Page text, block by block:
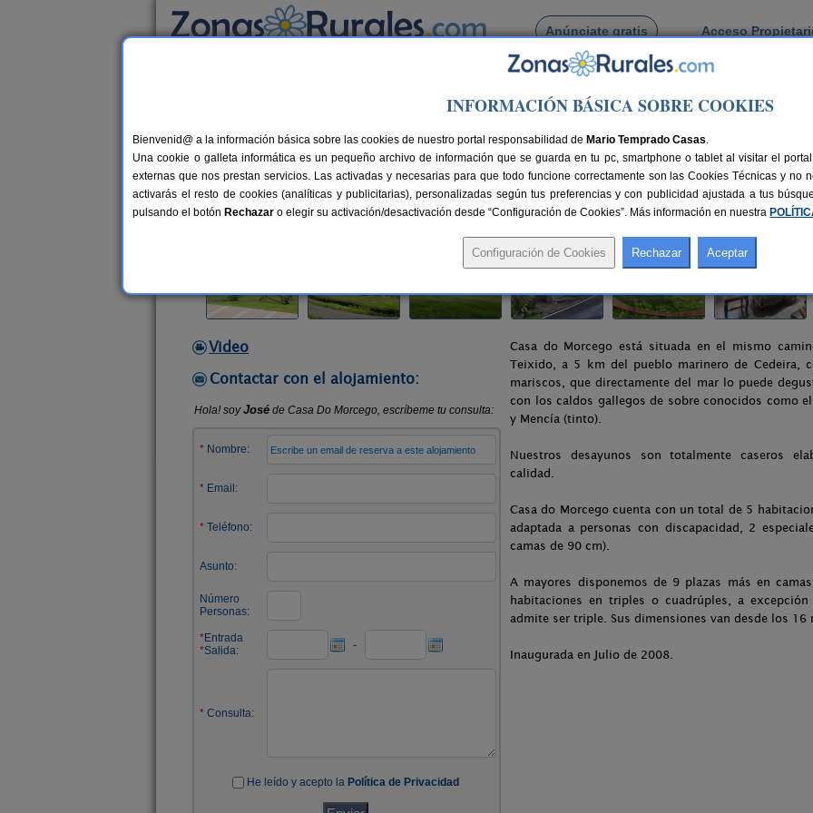
Anúnciate gratis Acceso
Busca por pueblo
> Casa Do Morcego
Casa Do Morcego
Casa Rural en Valdoviño (A Coruña)
Alquiler por habitaciones 10+9 plazas 75 km de A Coruña Compartir:
Video
Contactar con el alojamiento:
Casa do Morcego está situada en el mismo
Teixido, a 5 km del pueblo marinero de Cedeira,
mariscos, que directamente del mar lo puede
con los caldos gallegos de sobre conocidos como
y Mencía (tinto).
Nuestros desayunos son totalmente caseros
calidad.
Casa do Morcego cuenta con un total de 5
adaptada a personas con discapacidad, 2
camas de 90 cm).
A mayores disponemos de 9 plazas más en
habitaciones en triples o cuadrúples, a
admite ser triple. Sus dimensiones van desde los 16
Inaugurada en Julio de 2008.
INFORMACIÓN BÁSICA SOBRE COOKIES
Bienvenid@ a la información básica sobre las cookies de nuestro portal responsabilidad de Mario Temprado Casas.
Una cookie o galleta informática es un pequeño archivo de información que se guarda en tu pc, smartphone o tablet al visitar el
externas que nos prestan servicios. Las activadas y necesarias para que todo funcione correctamente son las Cookies Técnicas y no
activarás el resto de cookies (analíticas y publicitarias), personalizadas según tus preferencias y con publicidad ajustada a tus
pulsando el botón Rechazar o elegir su activación/desactivación desde “Configuración de Cookies”. Más información en nuestra